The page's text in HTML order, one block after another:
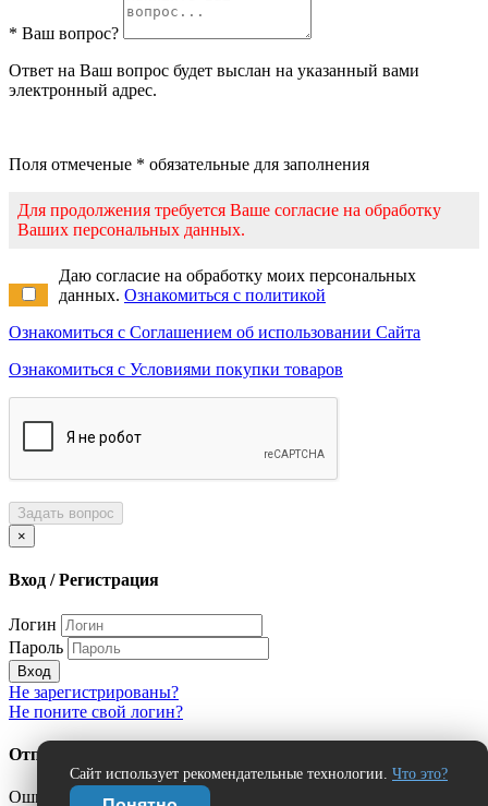
Сайт использует рекомендательные технологии. Что это?
* Ваш вопрос?
Ответ на Ваш вопрос будет выслан на указанный вами
электронный адрес.
Поля отмеченые * обязательные для заполнения
Для продолжения требуется Ваше согласие на обработку
Ваших персональных данных.
Даю согласие на обработку моих персональных
данных. Ознакомиться с политикой
Ознакомиться с Соглашением об использовании Сайта
Ознакомиться с Условиями покупки товаров
Задать вопрос
×
Вход / Регистрация
Логин
Пароль
Вход
Не зарегистрированы?
Не поните свой логин?
Отправить сообщение об ошибке?
Ошибка: